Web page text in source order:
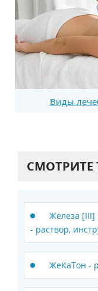
Виды
СМОТРИТЕ
Железа [III]
- раствор,
ЖеКаТон -